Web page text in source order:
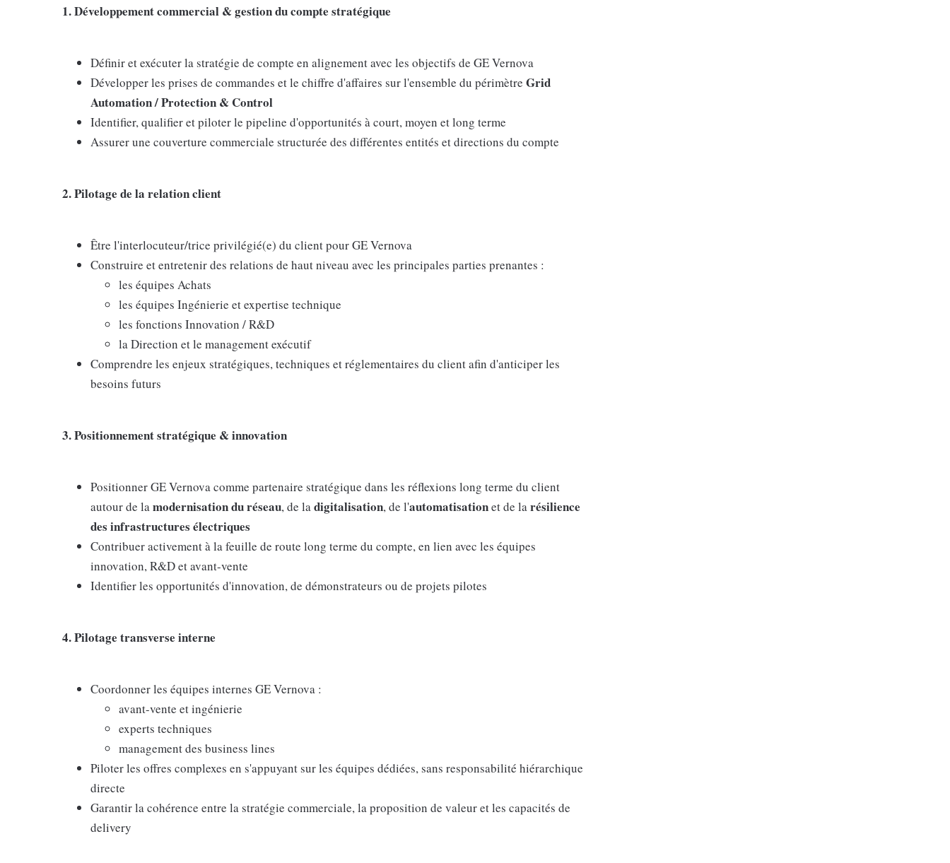
1. Développement commercial & gestion du compte stratégique
Définir et exécuter la stratégie de compte en alignement avec les objectifs de GE Vernova
Développer les prises de commandes et le chiffre d'affaires sur l'ensemble du périmètre Grid
Automation / Protection & Control
Identifier, qualifier et piloter le pipeline d'opportunités à court, moyen et long terme
Assurer une couverture commerciale structurée des différentes entités et directions du compte
2. Pilotage de la relation client
Être l'interlocuteur/trice privilégié(e) du client pour GE Vernova
Construire et entretenir des relations de haut niveau avec les principales parties prenantes :
les équipes Achats
les équipes Ingénierie et expertise technique
les fonctions Innovation / R&D
la Direction et le management exécutif
Comprendre les enjeux stratégiques, techniques et réglementaires du client afin d'anticiper les
besoins futurs
3. Positionnement stratégique & innovation
Positionner GE Vernova comme partenaire stratégique dans les réflexions long terme du client
autour de lamodernisation du réseau, de ladigitalisation, de l'automatisationet de larésilience
des infrastructures électriques
Contribuer activement à la feuille de route long terme du compte, en lien avec les équipes
innovation, R&D et avant-vente
Identifier les opportunités d'innovation, de démonstrateurs ou de projets pilotes
4. Pilotage transverse interne
Coordonner les équipes internes GE Vernova :
avant-vente et ingénierie
experts techniques
management des business lines
Piloter les offres complexes en s'appuyant sur les équipes dédiées, sans responsabilité hiérarchique
directe
Garantir la cohérence entre la stratégie commerciale, la proposition de valeur et les capacités de
delivery